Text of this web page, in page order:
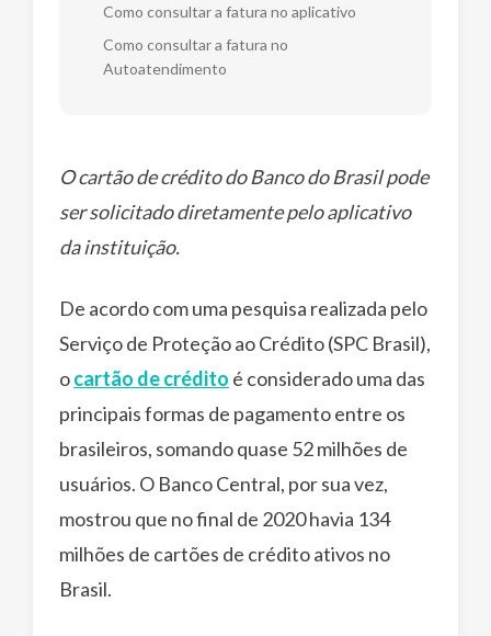
Como consultar a fatura no aplicativo
Como consultar a fatura no
Autoatendimento
O cartão de crédito do Banco do Brasil pode
ser solicitado diretamente pelo aplicativo
da instituição.
De acordo com uma pesquisa realizada pelo
Serviço de Proteção ao Crédito (SPC Brasil),
ocartão de crédito é considerado uma das
principais formas de pagamento entre os
brasileiros, somando quase 52 milhões de
usuários. O Banco Central, por sua vez,
mostrou que no final de 2020 havia 134
milhões de cartões de crédito ativos no
Brasil.